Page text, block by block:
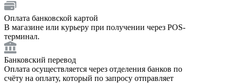
Оплата банковской картой
В магазине или курьеру при получении через POS-
терминал.
Банковский перевод
Оплата осуществляется через отделения банков по
счёту на оплату, который по запросу отправляет